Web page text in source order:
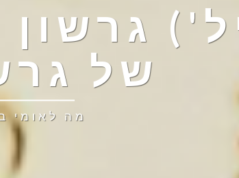
של
מה לאומי